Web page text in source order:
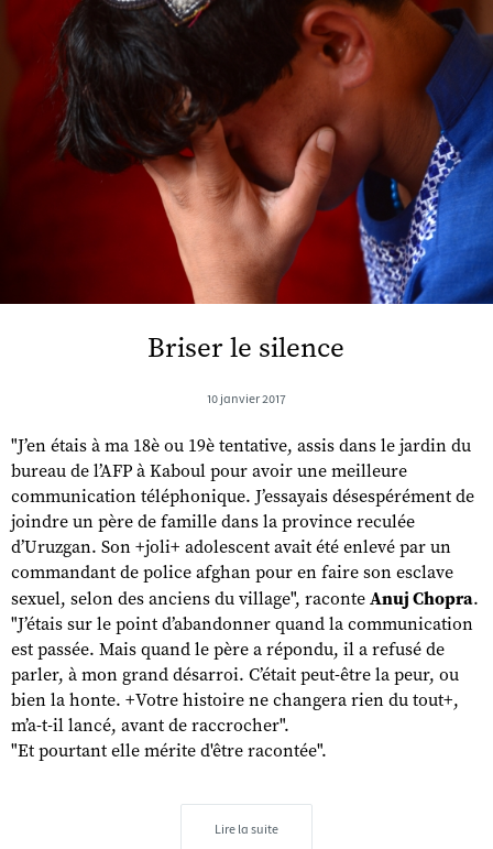
Briser le silence
10 janvier 2017
"J’en étais à ma 18è ou 19è tentative, assis dans le jardin du
bureau de l’AFP à Kaboul pour avoir une meilleure
communication téléphonique. J’essayais désespérément de
joindre un père de famille dans la province reculée
d’Uruzgan. Son +joli+ adolescent avait été enlevé par un
commandant de police afghan pour en faire son esclave
sexuel, selon des anciens du village", raconte Anuj Chopra.
"J’étais sur le point d’abandonner quand la communication
est passée. Mais quand le père a répondu, il a refusé de
parler, à mon grand désarroi. C’était peut-être la peur, ou
bien la honte. +Votre histoire ne changera rien du tout+,
m’a-t-il lancé, avant de raccrocher".
"Et pourtant elle mérite d'être racontée".
Lire la suite